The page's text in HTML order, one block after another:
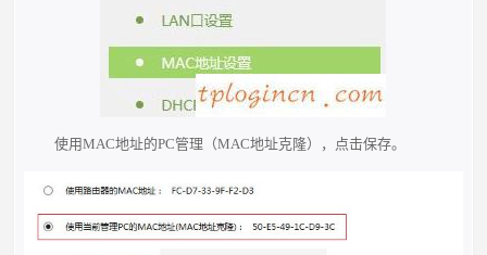
使用MAC地址的PC管理（MAC地址克隆），点击保存。